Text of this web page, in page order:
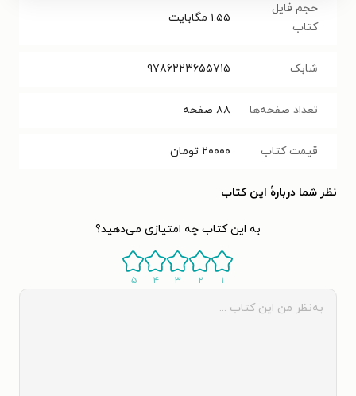
حجم فایل
کتاب
۱.۵۵ مگابایت
شابک ‫‭۹۷۸۶۲۲۳۶۵۵۷۱۵
تعداد صفحه‌ها ۸۸ صفحه
قیمت کتاب ۲۰۰۰۰ تومان
نظر شما دربارهٔ این کتاب
به این کتاب چه امتیازی می‌دهید؟
۱ ۲ ۳ ۴ ۵